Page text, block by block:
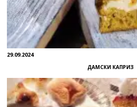
29.09.2024
ДАМСКИ КАПРИЗ